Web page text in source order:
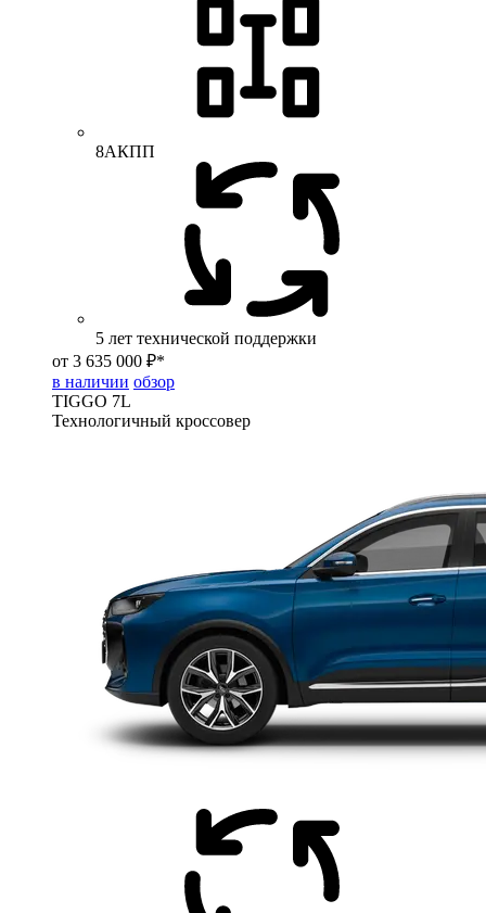
8АКПП
5 лет технической поддержки
от 3 635 000 ₽*
в наличии обзор
TIGGO 7L
Технологичный кроссовер